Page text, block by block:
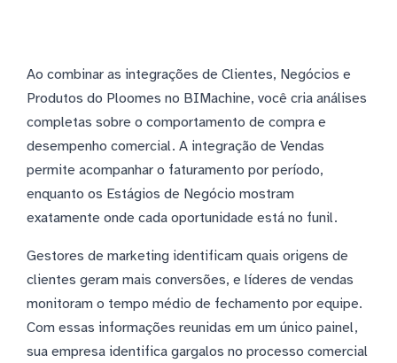
Ao combinar as integrações de Clientes, Negócios e
Produtos do Ploomes no BIMachine, você cria análises
completas sobre o comportamento de compra e
desempenho comercial. A integração de Vendas
permite acompanhar o faturamento por período,
enquanto os Estágios de Negócio mostram
exatamente onde cada oportunidade está no funil.
Gestores de marketing identificam quais origens de
clientes geram mais conversões, e líderes de vendas
monitoram o tempo médio de fechamento por equipe.
Com essas informações reunidas em um único painel,
sua empresa identifica gargalos no processo comercial